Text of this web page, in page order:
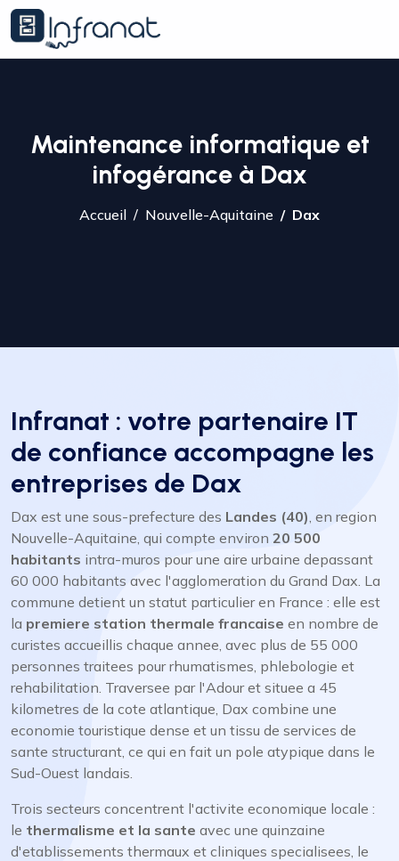
Maintenance informatique et
infogérance à Dax
Accueil Nouvelle-Aquitaine Dax
Infranat : votre partenaire IT
de confiance accompagne les
entreprises de Dax
Dax est une sous-prefecture des Landes (40), en region
Nouvelle-Aquitaine, qui compte environ 20 500
habitants intra-muros pour une aire urbaine depassant
60 000 habitants avec l'agglomeration du Grand Dax. La
commune detient un statut particulier en France : elle est
la premiere station thermale francaise en nombre de
curistes accueillis chaque annee, avec plus de 55 000
personnes traitees pour rhumatismes, phlebologie et
rehabilitation. Traversee par l'Adour et situee a 45
kilometres de la cote atlantique, Dax combine une
economie touristique dense et un tissu de services de
sante structurant, ce qui en fait un pole atypique dans le
Sud-Ouest landais.
Trois secteurs concentrent l'activite economique locale :
le thermalisme et la sante avec une quinzaine
d'etablissements thermaux et cliniques specialisees, le